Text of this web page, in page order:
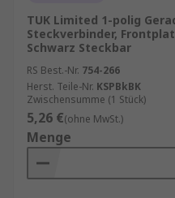
TUK Limited 1-polig
Steckverbinder,
Schwarz Steckbar
RS Best.-Nr. 754-266
Herst. Teile-Nr. KSPBkBK
Zwischensumme (1 Stück)
5,26 €(ohne MwSt.)
Menge